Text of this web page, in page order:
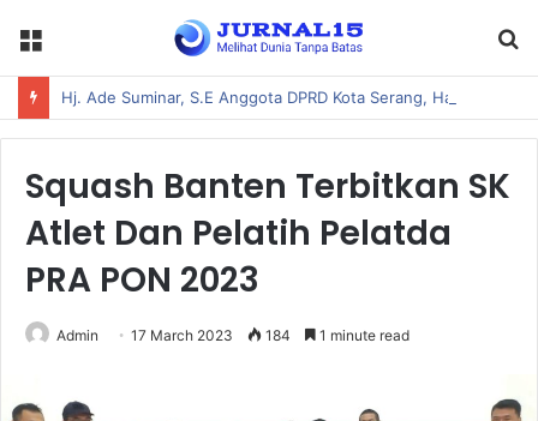
Menu
Squash Banten Terbitkan SK
Atlet Dan Pelatih Pelatda
PRA PON 2023
Admin 17 March 2023 184 1 minute read